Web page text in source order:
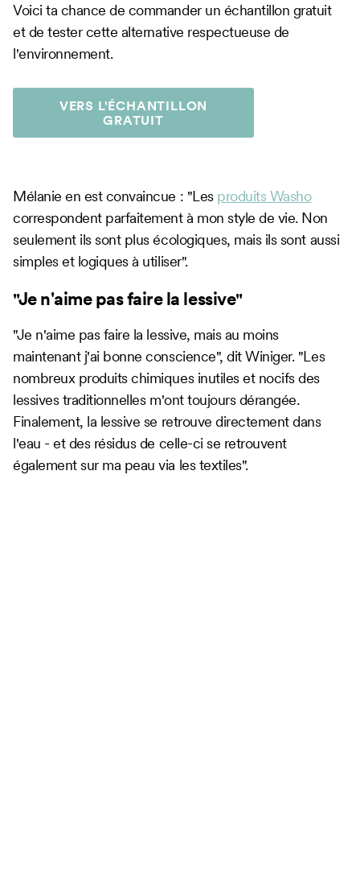
Voici ta chance de commander un échantillon gratuit
et de tester cette alternative respectueuse de
l'environnement.
VERS L'ÉCHANTILLON
GRATUIT
Mélanie en est convaincue : "Les produits Washo
correspondent parfaitement à mon style de vie. Non
seulement ils sont plus écologiques, mais ils sont aussi
simples et logiques à utiliser".
‍"Je n'aime pas faire la lessive"
"Je n'aime pas faire la lessive, mais au moins
maintenant j'ai bonne conscience", dit Winiger. "Les
nombreux produits chimiques inutiles et nocifs des
lessives traditionnelles m'ont toujours dérangée.
Finalement, la lessive se retrouve directement dans
l'eau - et des résidus de celle-ci se retrouvent
également sur ma peau via les textiles".